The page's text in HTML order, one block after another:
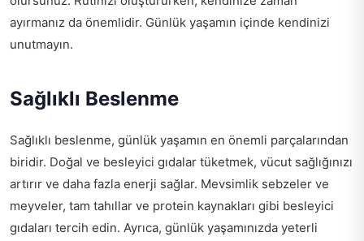
ayırmanız da önemlidir. Günlük yaşamın içinde kendinizi
unutmayın.
Sağlıklı Beslenme
Sağlıklı beslenme, günlük yaşamın en önemli parçalarından
biridir. Doğal ve besleyici gıdalar tüketmek, vücut sağlığınızı
artırır ve daha fazla enerji sağlar. Mevsimlik sebzeler ve
meyveler, tam tahıllar ve protein kaynakları gibi besleyici
gıdaları tercih edin. Ayrıca, günlük yaşamınızda yeterli